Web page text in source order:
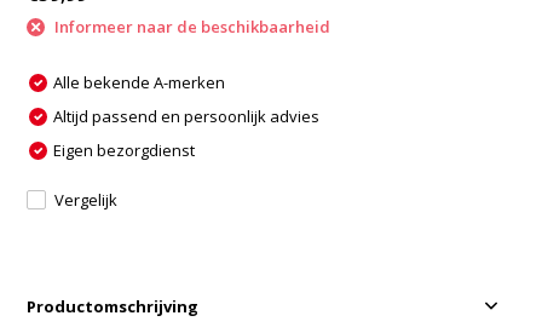
Informeer naar de beschikbaarheid
Alle bekende A-merken
Altijd passend en persoonlijk advies
Eigen bezorgdienst
Vergelijk
Productomschrijving